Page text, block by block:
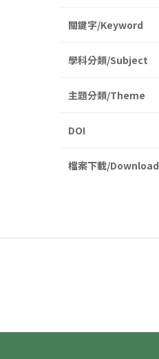
關鍵字/Keyword
學科分類/Subject
主題分類/Theme
DOI
檔案下載/Download